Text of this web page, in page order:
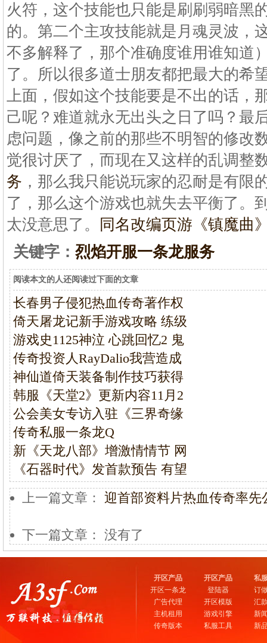
火符，这个技能也只能是刷刷弱暗黑
的。第二个主攻技能就是月魂灵波，
不多解释了，那个准确度谁用谁知道
了。所以很多道士朋友都把最大的希
上面，假如这个技能要是不出的话，
己呢？难道就永无出头之日了吗？最
虑问题，像之前的那些不明智的修改
觉很讨厌了，而现在又这样的乱调整
务 ，那么我只能说玩家的忍耐是有限
了，那么这个游戏也就失去平衡了。
太没意思了。
同名改编页游《镇魔曲
关键字： 烈焰开服一条龙服务
阅读本文的人还阅读过下面的文章
长春男子侵犯热血传奇著作权
倚天屠龙记新手游戏攻略 练级
游戏史1125神泣 心跳回忆2 鬼
传奇投资人RayDalio我营造成
神仙道倚天装备制作技巧获得
韩服《天堂2》更新内容11月2
公会美女专访入驻《三界奇缘
传奇私服一条龙Q
新《天龙八部》增激情情节 网
《石器时代》发首款预告 有望
上一篇文章： 迎首部资料片热血传奇率先
下一篇文章： 没有了
开区产品
开区一条龙
广告代理
主机租用
传奇版本
开区产品
登陆器
开区模版
游戏引擎
私服工具
私
订
汇
新
新